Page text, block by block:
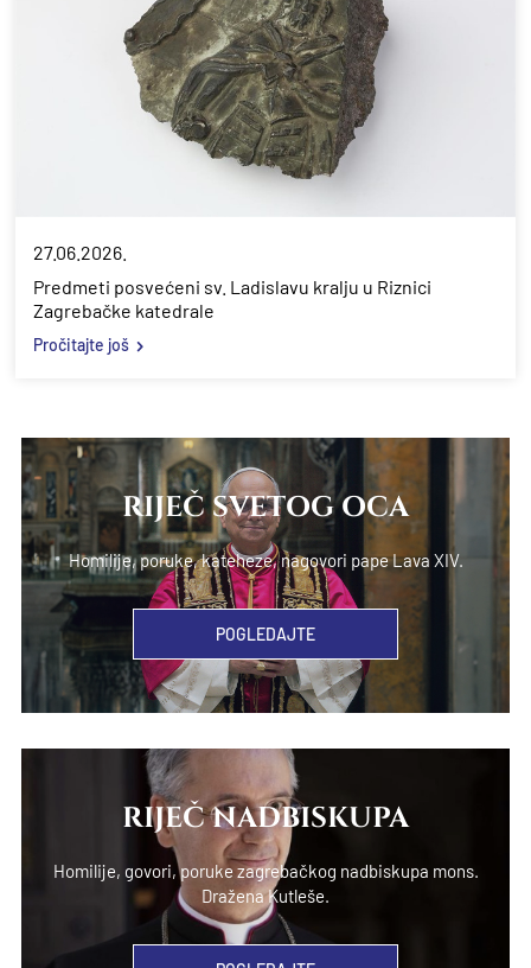
27.06.2026.
Predmeti posvećeni sv. Ladislavu kralju u Riznici
Zagrebačke katedrale
Pročitajte još
RIJEČ SVETOG OCA
Homilije, poruke, kateheze, nagovori pape Lava XIV.
POGLEDAJTE
RIJEČ NADBISKUPA
Homilije, govori, poruke zagrebačkog nadbiskupa mons.
Dražena Kutleše.